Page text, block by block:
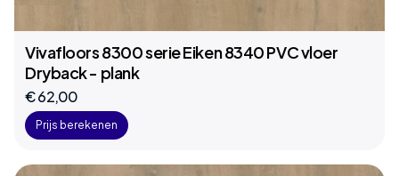
Vivafloors 8300 serie Eiken 8340 PVC vloer
Dryback - plank
€ 62,00
Prijs berekenen